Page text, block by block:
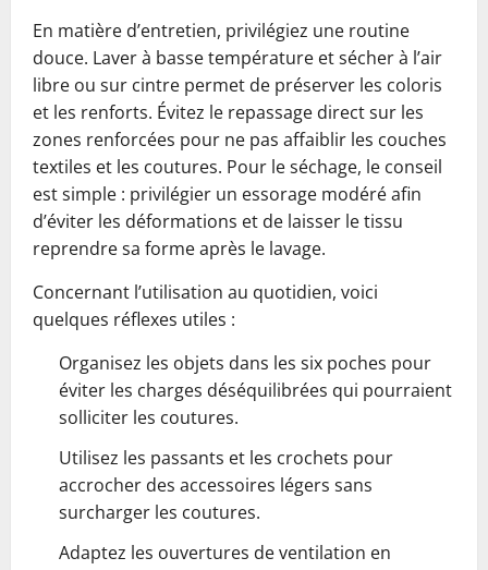
En matière d’entretien, privilégiez une routine
douce. Laver à basse température et sécher à l’air
libre ou sur cintre permet de préserver les coloris
et les renforts. Évitez le repassage direct sur les
zones renforcées pour ne pas affaiblir les couches
textiles et les coutures. Pour le séchage, le conseil
est simple : privilégier un essorage modéré afin
d’éviter les déformations et de laisser le tissu
reprendre sa forme après le lavage.
Concernant l’utilisation au quotidien, voici
quelques réflexes utiles :
Organisez les objets dans les six poches pour
éviter les charges déséquilibrées qui pourraient
solliciter les coutures.
Utilisez les passants et les crochets pour
accrocher des accessoires légers sans
surcharger les coutures.
Adaptez les ouvertures de ventilation en